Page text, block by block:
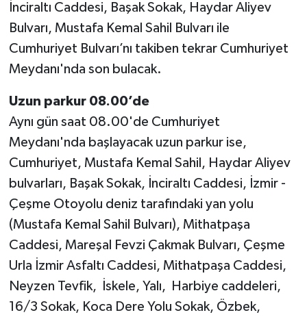
İnciraltı Caddesi, Başak Sokak, Haydar Aliyev
Bulvarı, Mustafa Kemal Sahil Bulvarı ile
Cumhuriyet Bulvarı’nı takiben tekrar Cumhuriyet
Meydanı'nda son bulacak.
Uzun parkur 08.00’de
Aynı gün saat 08.00'de Cumhuriyet
Meydanı'nda başlayacak uzun parkur ise,
Cumhuriyet, Mustafa Kemal Sahil, Haydar Aliyev
bulvarları, Başak Sokak, İnciraltı Caddesi, İzmir -
Çeşme Otoyolu deniz tarafındaki yan yolu
(Mustafa Kemal Sahil Bulvarı), Mithatpaşa
Caddesi, Mareşal Fevzi Çakmak Bulvarı, Çeşme
Urla İzmir Asfaltı Caddesi, Mithatpaşa Caddesi,
Neyzen Tevfik, İskele, Yalı, Harbiye caddeleri,
16/3 Sokak, Koca Dere Yolu Sokak, Özbek,